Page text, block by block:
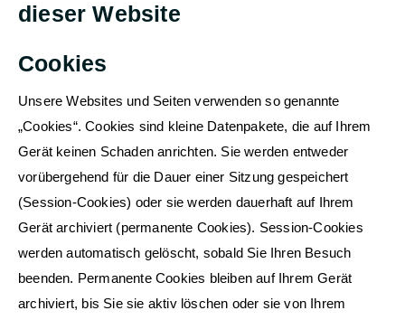
dieser Website
Cookies
Unsere Websites und Seiten verwenden so genannte
„Cookies“. Cookies sind kleine Datenpakete, die auf Ihrem
Gerät keinen Schaden anrichten. Sie werden entweder
vorübergehend für die Dauer einer Sitzung gespeichert
(Session-Cookies) oder sie werden dauerhaft auf Ihrem
Gerät archiviert (permanente Cookies). Session-Cookies
werden automatisch gelöscht, sobald Sie Ihren Besuch
beenden. Permanente Cookies bleiben auf Ihrem Gerät
archiviert, bis Sie sie aktiv löschen oder sie von Ihrem